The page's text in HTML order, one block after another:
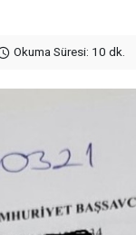
Okuma Süresi: 10 dk.